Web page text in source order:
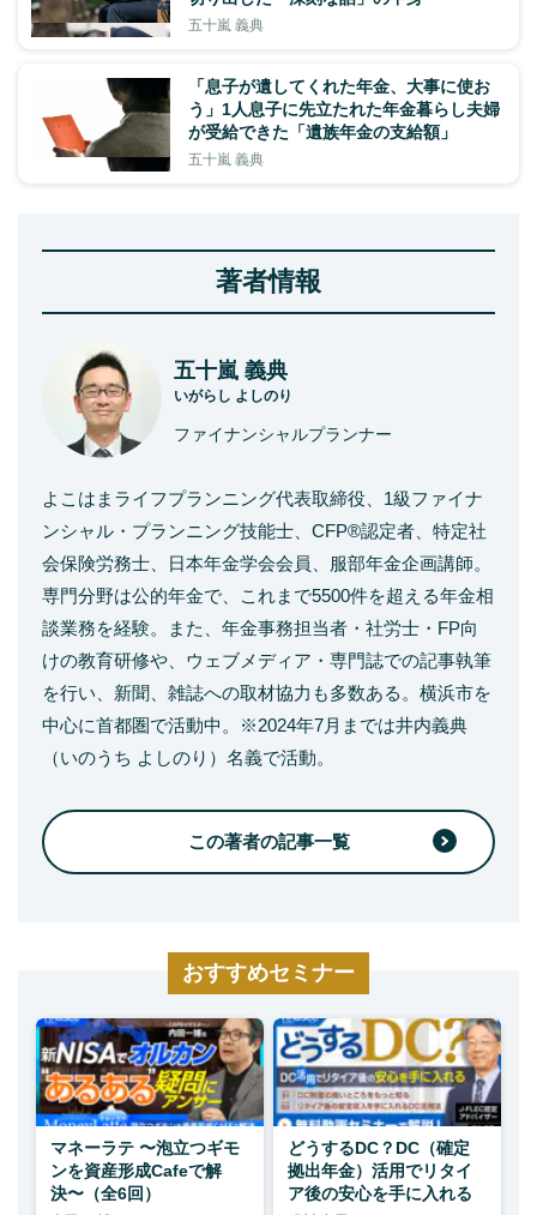
五十嵐 義典
「息子が遺してくれた年金、大事に使お
う」1人息子に先立たれた年金暮らし夫婦
が受給できた「遺族年金の支給額」
五十嵐 義典
著者情報
五十嵐 義典
いがらし よしのり
ファイナンシャルプランナー
よこはまライフプランニング代表取締役、1級ファイナ
ンシャル・プランニング技能士、CFP®認定者、特定社
会保険労務士、日本年金学会会員、服部年金企画講師。
専門分野は公的年金で、これまで5500件を超える年金相
談業務を経験。また、年金事務担当者・社労士・FP向
けの教育研修や、ウェブメディア・専門誌での記事執筆
を行い、新聞、雑誌への取材協力も多数ある。横浜市を
中心に首都圏で活動中。※2024年7月までは井内義典
（いのうち よしのり）名義で活動。
この著者の記事一覧
おすすめセミナー
マネーラテ 〜泡立つギモ
ンを資産形成Cafeで解
決〜（全6回）
どうするDC？DC（確定
拠出年金）活用でリタイ
ア後の安心を手に入れる